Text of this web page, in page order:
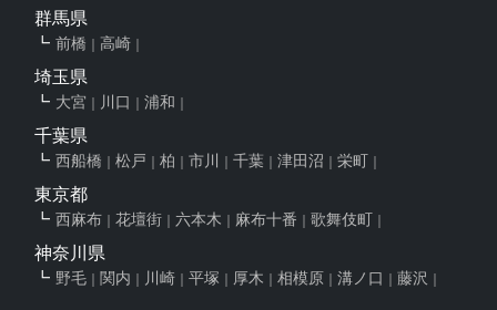
群馬県
前橋 高崎
埼玉県
大宮 川口 浦和
千葉県
西船橋 松戸 柏 市川 千葉 津田沼 栄町
東京都
西麻布 花壇街 六本木 麻布十番 歌舞伎町
神奈川県
野毛 関内 川崎 平塚 厚木 相模原 溝ノ口 藤沢